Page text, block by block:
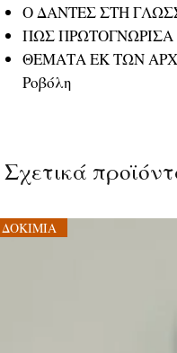
Ο ΔΑΝΤΕΣ ΣΤΗ
ΠΩΣ
ΘΕΜΑΤΑ ΕΚ ΤΩΝ
Ροβόλη
Σχετικά
ΔΟΚΙΜΙΑ